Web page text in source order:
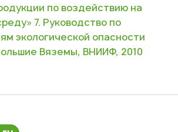
по воздействию на
7. Руководство по
экологической опасности
Вяземы, ВНИИФ, 2010